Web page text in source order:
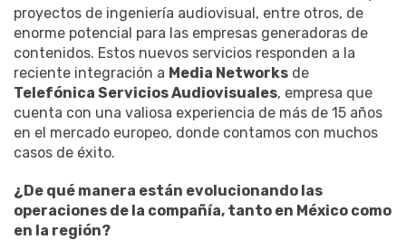
proyectos de ingeniería audiovisual, entre otros, de
enorme potencial para las empresas generadoras de
contenidos. Estos nuevos servicios responden a la
reciente integración a Media Networks de
Telefónica Servicios Audiovisuales, empresa que
cuenta con una valiosa experiencia de más de 15 años
en el mercado europeo, donde contamos con muchos
casos de éxito.
¿De qué manera están evolucionando las
operaciones de la compañía, tanto en México como
en la región?